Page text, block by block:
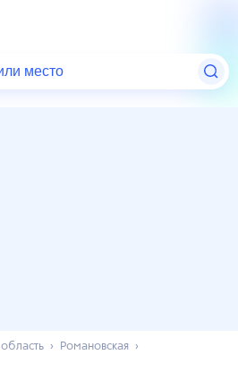
место
область
Романовская